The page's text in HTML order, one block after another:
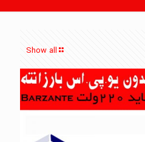
Show all